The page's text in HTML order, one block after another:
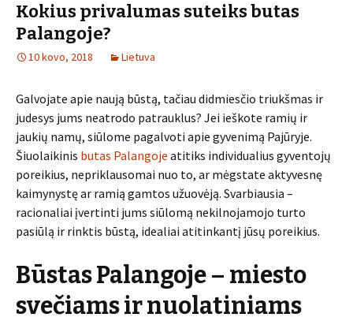
Kokius privalumas suteiks butas
Palangoje?
10 kovo, 2018 Lietuva
Galvojate apie naują būstą, tačiau didmiesčio triukšmas ir
judesys jums neatrodo patrauklus? Jei ieškote ramių ir
jaukių namų, siūlome pagalvoti apie gyvenimą Pajūryje.
Šiuolaikinis butas Palangoje atitiks individualius gyventojų
poreikius, nepriklausomai nuo to, ar mėgstate aktyvesnę
kaimynystę ar ramią gamtos užuovėją. Svarbiausia –
racionaliai įvertinti jums siūlomą nekilnojamojo turto
pasiūlą ir rinktis būstą, idealiai atitinkantį jūsų poreikius.
Būstas Palangoje – miesto
svečiams ir nuolatiniams